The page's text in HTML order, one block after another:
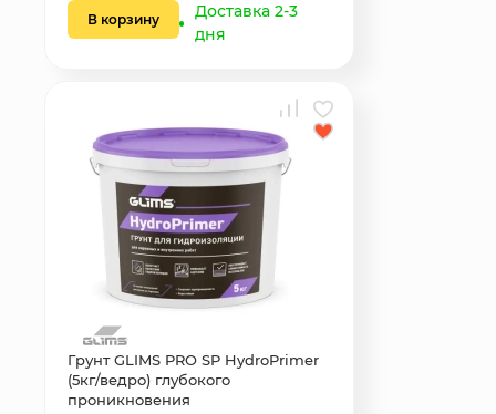
В корзину
Доставка 2-3
дня
Грунт GLIMS PRO SP HydroPrimer
(5кг/ведро) глубокого
проникновения